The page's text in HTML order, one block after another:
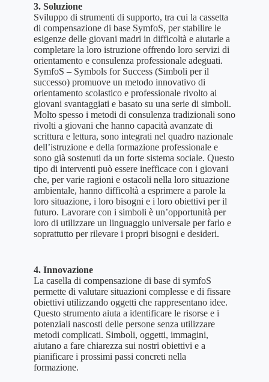
3. Soluzione
Sviluppo di strumenti di supporto, tra cui la cassetta
di compensazione di base SymfoS, per stabilire le
esigenze delle giovani madri in difficoltà e aiutarle a
completare la loro istruzione offrendo loro servizi di
orientamento e consulenza professionale adeguati.
SymfoS – Symbols for Success (Simboli per il
successo) promuove un metodo innovativo di
orientamento scolastico e professionale rivolto ai
giovani svantaggiati e basato su una serie di simboli.
Molto spesso i metodi di consulenza tradizionali sono
rivolti a giovani che hanno capacità avanzate di
scrittura e lettura, sono integrati nel quadro nazionale
dell’istruzione e della formazione professionale e
sono già sostenuti da un forte sistema sociale. Questo
tipo di interventi può essere inefficace con i giovani
che, per varie ragioni e ostacoli nella loro situazione
ambientale, hanno difficoltà a esprimere a parole la
loro situazione, i loro bisogni e i loro obiettivi per il
futuro. Lavorare con i simboli è un’opportunità per
loro di utilizzare un linguaggio universale per farlo e
soprattutto per rilevare i propri bisogni e desideri.
4. Innovazione
La casella di compensazione di base di symfoS
permette di valutare situazioni complesse e di fissare
obiettivi utilizzando oggetti che rappresentano idee.
Questo strumento aiuta a identificare le risorse e i
potenziali nascosti delle persone senza utilizzare
metodi complicati. Simboli, oggetti, immagini,
aiutano a fare chiarezza sui nostri obiettivi e a
pianificare i prossimi passi concreti nella
formazione.